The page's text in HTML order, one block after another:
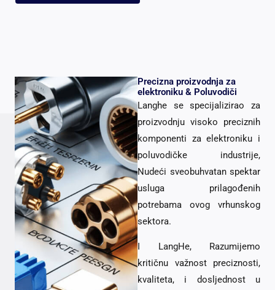
Precizna proizvodnja za
elektroniku & Poluvodiči
Langhe se specijalizirao za
proizvodnju visoko preciznih
komponenti za elektroniku i
poluvodičke industrije,
Nudeći sveobuhvatan spektar
usluga prilagođenih
potrebama ovog vrhunskog
sektora.
I LangHe, Razumijemo
kritičnu važnost preciznosti,
kvaliteta, i dosljednost u